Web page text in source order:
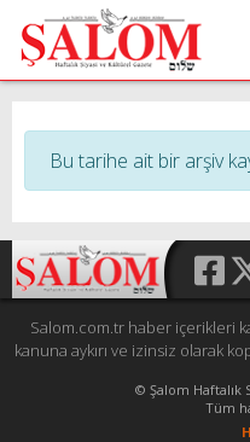
Bu tarihe ait bir arşiv
Salom.com.tr haber içerikleri
kanuna aykırı ve izinsiz olarak
© Şalom Haftalık
Tüm